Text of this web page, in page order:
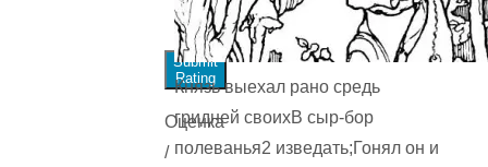
Submit
Rating
Оценка
/
Князь выехал рано средь
гридней своихВ сыр-бор
полеванья2 изведать;Гонял он и